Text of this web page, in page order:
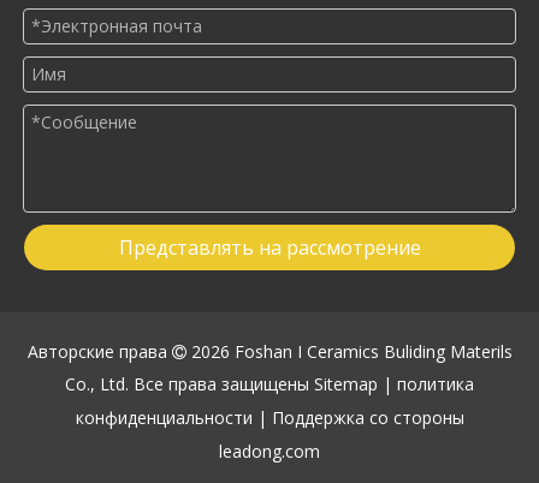
Представлять на рассмотрение
Авторские права  2026 Foshan I Ceramics Buliding Materils
Co., Ltd. Все права защищены Sitemap | политика
конфиденциальности | Поддержка со стороны
leadong.com